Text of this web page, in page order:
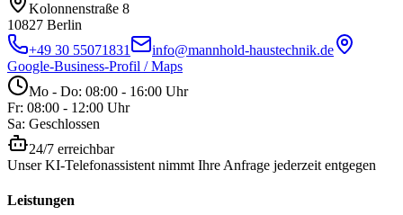
Kolonnenstraße 8
10827 Berlin
+49 30 55071831
info@mannhold-haustechnik.de
Google-Business-Profil / Maps
Mo - Do: 08:00 - 16:00 Uhr
Fr: 08:00 - 12:00 Uhr
Sa: Geschlossen
24/7 erreichbar
Unser KI-Telefonassistent nimmt Ihre Anfrage jederzeit entgegen
Leistungen